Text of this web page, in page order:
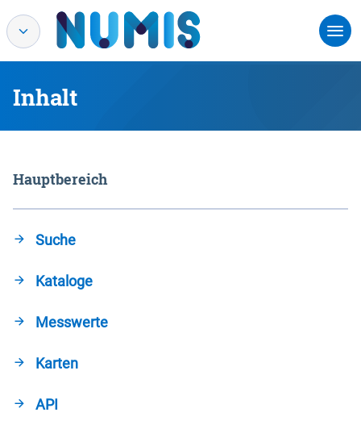
Inhalt
Hauptbereich
Suche
Kataloge
Messwerte
Karten
API